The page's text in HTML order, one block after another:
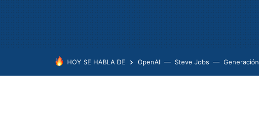
HOY SE HABLA DE OpenAI Steve Jobs